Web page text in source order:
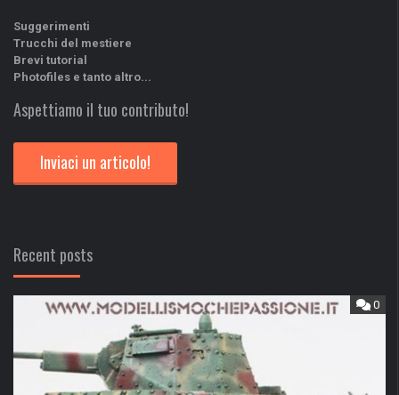
Suggerimenti
Trucchi del mestiere
Brevi tutorial
Photofiles e tanto altro...
Aspettiamo il tuo contributo!
Inviaci un articolo!
Recent posts
0